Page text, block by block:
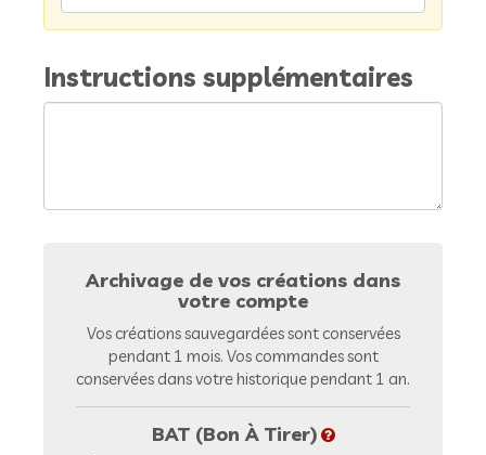
Instructions supplémentaires
Archivage de vos créations dans
votre compte
Vos créations sauvegardées sont conservées
pendant 1 mois. Vos commandes sont
conservées dans votre historique pendant 1 an.
BAT (Bon À Tirer)